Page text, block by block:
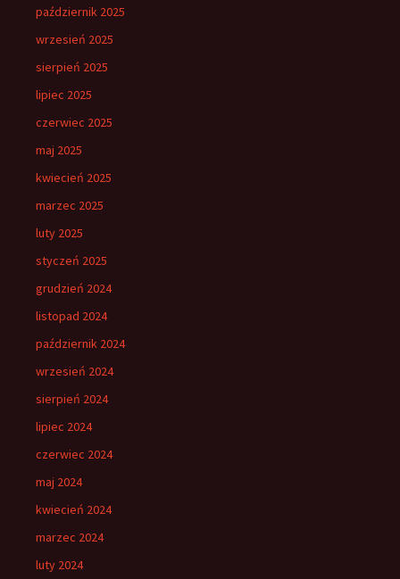
październik 2025
wrzesień 2025
sierpień 2025
lipiec 2025
czerwiec 2025
maj 2025
kwiecień 2025
marzec 2025
luty 2025
styczeń 2025
grudzień 2024
listopad 2024
październik 2024
wrzesień 2024
sierpień 2024
lipiec 2024
czerwiec 2024
maj 2024
kwiecień 2024
marzec 2024
luty 2024